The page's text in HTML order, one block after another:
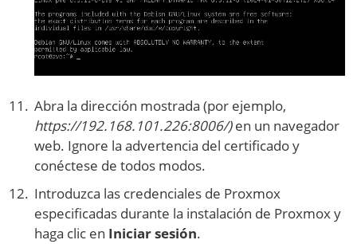
Abra la dirección mostrada (por ejemplo,
https://192.168.101.226:8006/)en un navegador
web. Ignore la advertencia del certificado y
conéctese de todos modos.
Introduzca las credenciales de Proxmox
especificadas durante la instalación de Proxmox y
haga clic en Iniciar sesión.